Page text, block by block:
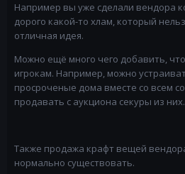
Например вы уже сделали вендора
дорого какой-то хлам, который
отличная идея.
Можно ещё много чего добавить,
игрокам. Например, можно
просроченые дома вместе со всем
продавать с аукциона секуры из них.
Также продажа крафт вещей
нормально существовать.